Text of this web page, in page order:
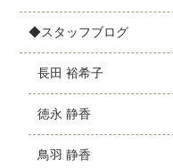
◆スタッフブログ
長田 裕希子
徳永 静香
鳥羽 静香